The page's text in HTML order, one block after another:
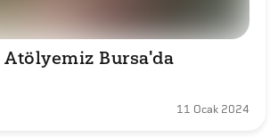
Bursa'da
11 Ocak 2024